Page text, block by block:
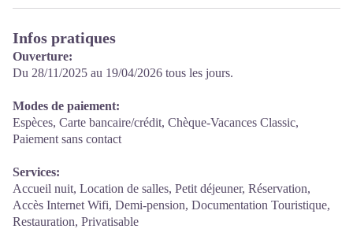
Infos pratiques
Ouverture:
Du 28/11/2025 au 19/04/2026 tous les jours.
Modes de paiement:
Espèces, Carte bancaire/crédit, Chèque-Vacances Classic,
Paiement sans contact
Services:
Accueil nuit, Location de salles, Petit déjeuner, Réservation,
Accès Internet Wifi, Demi-pension, Documentation Touristique,
Restauration, Privatisable